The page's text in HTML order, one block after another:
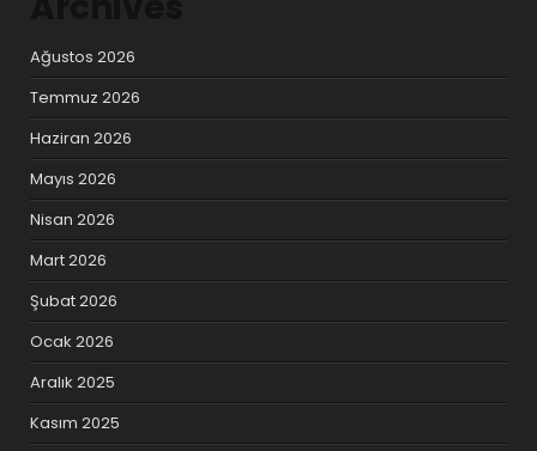
Ağustos 2026
Temmuz 2026
Haziran 2026
Mayıs 2026
Nisan 2026
Mart 2026
Şubat 2026
Ocak 2026
Aralık 2025
Kasım 2025